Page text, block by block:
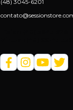
(48) 3045-6201